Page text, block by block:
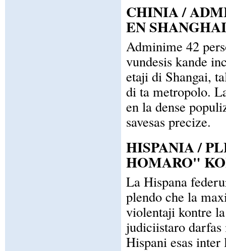
CHINIA /
EN SHANGHAI
Adminime 42
vundesis kande
etaji di Shangai,
di ta metropolo.
en la dense
savesas precize.
HISPANIA /
HOMARO"
La Hispana
plendo che la
violentaji kontre
judiciistaro
Hispani esas